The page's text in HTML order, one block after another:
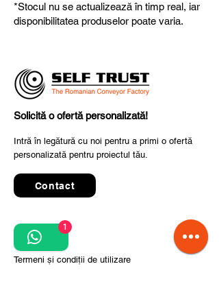
fiabilitate și performanță superioară.
*Stocul nu se actualizează în timp real, iar
disponibilitatea produselor poate varia.
Solicită o ofertă personalizată!
Intră în legătură cu noi pentru a primi o ofertă
personalizată pentru proiectul tău.
Contact
Quick Links
Termeni și condiții de utilizare
1